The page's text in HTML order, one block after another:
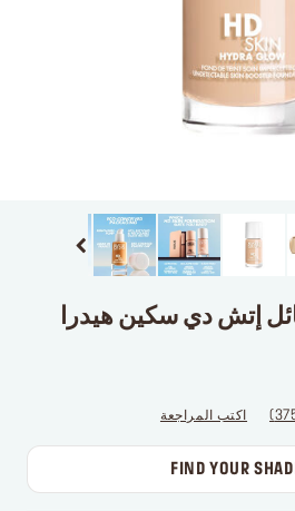
إتش دي سكين هيدرا
اكتب المراجعة
FIND YOUR